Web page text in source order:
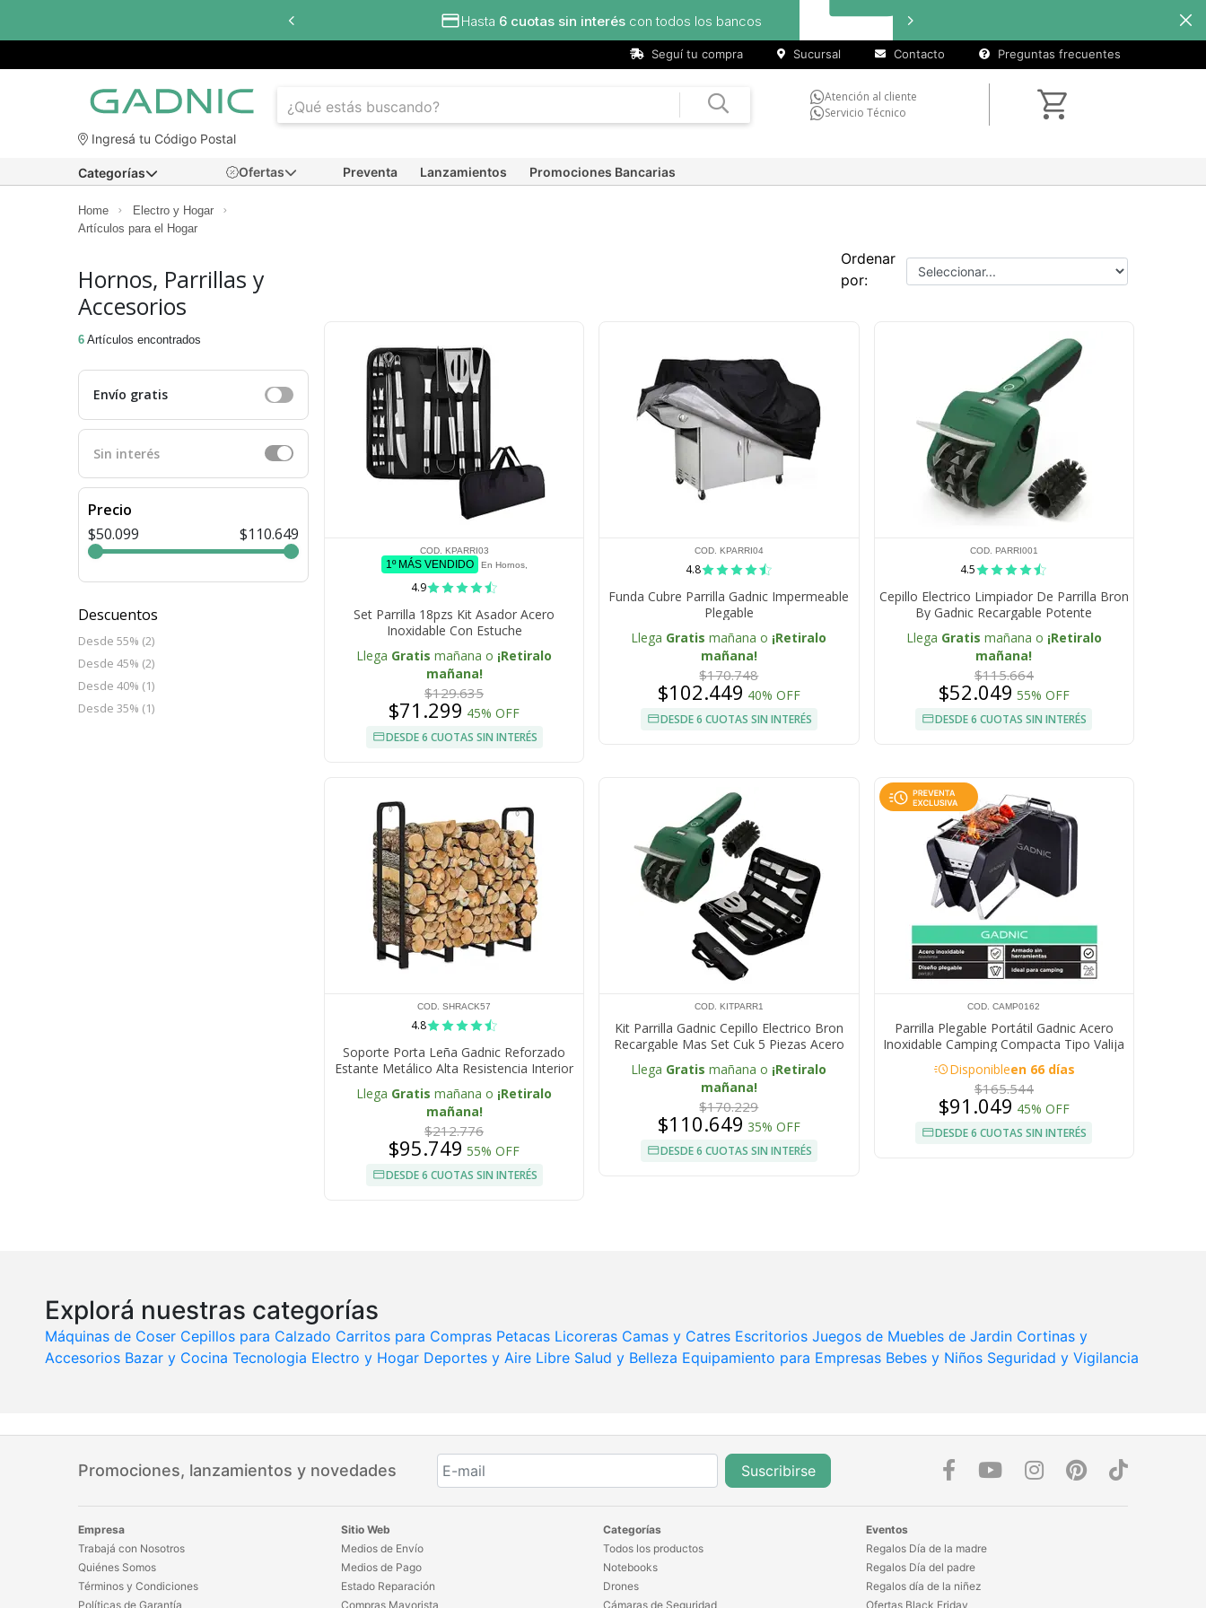
Hasta 6 cuotas sin interés con todos los bancos
Seguí tu compra Sucursal Contacto Preguntas frecuentes
Atención al cliente
Servicio Técnico
Ingresá tu Código Postal
Ofertas Preventa Lanzamientos Promociones Bancarias
Categorías
Home
Electro y Hogar
Artículos para el Hogar
Hornos, Parrillas y
Accesorios
6 Artículos encontrados
Envío gratis
Sin interés
Precio
$50.099
$110.649
Descuentos
Desde 55% (2)
Desde 45% (2)
Desde 40% (1)
Desde 35% (1)
Ordenar
por:
COD. KPARRI03
1º MÁS VENDIDO En Hornos,
4.9
Set Parrilla 18pzs Kit Asador Acero
Inoxidable Con Estuche
Llega Gratis mañana o ¡Retiralo
mañana!
$129.635
$71.299 45% OFF
DESDE 6 CUOTAS SIN INTERÉS
COD. KPARRI04
4.8
Funda Cubre Parrilla Gadnic Impermeable
Plegable
Llega Gratis mañana o ¡Retiralo
mañana!
$170.748
$102.449 40% OFF
DESDE 6 CUOTAS SIN INTERÉS
COD. PARRI001
4.5
Cepillo Electrico Limpiador De Parrilla Bron
By Gadnic Recargable Potente
Llega Gratis mañana o ¡Retiralo
mañana!
$115.664
$52.049 55% OFF
DESDE 6 CUOTAS SIN INTERÉS
COD. SHRACK57
4.8
Soporte Porta Leña Gadnic Reforzado
Estante Metálico Alta Resistencia Interior
Llega Gratis mañana o ¡Retiralo
mañana!
$212.776
$95.749 55% OFF
DESDE 6 CUOTAS SIN INTERÉS
COD. KITPARR1
Kit Parrilla Gadnic Cepillo Electrico Bron
Recargable Mas Set Cuk 5 Piezas Acero
Llega Gratis mañana o ¡Retiralo
mañana!
$170.229
$110.649 35% OFF
DESDE 6 CUOTAS SIN INTERÉS
COD. CAMP0162
Parrilla Plegable Portátil Gadnic Acero
Inoxidable Camping Compacta Tipo Valija
acuteDisponibleen 66 días
$165.544
$91.049 45% OFF
DESDE 6 CUOTAS SIN INTERÉS
Explorá nuestras categorías
Máquinas de Coser Cepillos para Calzado Carritos para Compras Petacas Licoreras Camas y Catres Escritorios Juegos de Muebles de Jardin Cortinas y
Accesorios Bazar y Cocina Tecnologia Electro y Hogar Deportes y Aire Libre Salud y Belleza Equipamiento para Empresas Bebes y Niños Seguridad y Vigilancia
Promociones, lanzamientos y novedades Suscribirse
Empresa
Trabajá con Nosotros
Quiénes Somos
Términos y Condiciones
Políticas de Garantía
Sitio Web
Medios de Envío
Medios de Pago
Estado Reparación
Compras Mayorista
Categorías
Todos los productos
Notebooks
Drones
Cámaras de Seguridad
Eventos
Regalos Día de la madre
Regalos Día del padre
Regalos día de la niñez
Ofertas Black Friday